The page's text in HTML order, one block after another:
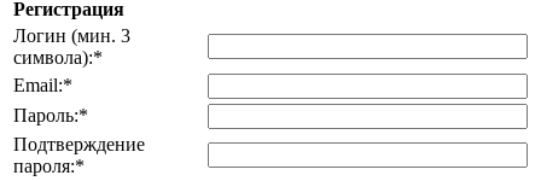
Регистрация
Логин (мин. 3
символа):*
Email:*
Пароль:*
Подтверждение
пароля:*